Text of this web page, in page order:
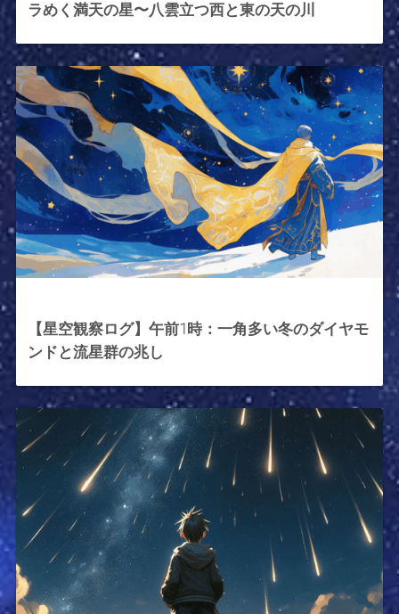
ラめく満天の星〜八雲立つ西と東の天の川
【星空観察ログ】午前1時：一角多い冬のダイヤモ
ンドと流星群の兆し